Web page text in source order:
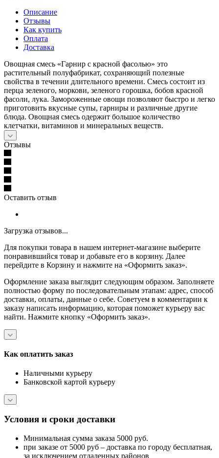
Описание
Отзывы
Как купить
Оплата
Доставка
Овощная смесь «Гарнир с красной фасолью» это
растительный полуфабрикат, сохраняющий полезные
свойства в течении длительного времени. Смесь состоит из
перца зеленого, моркови, зеленого горошка, бобов красной
фасоли, лука. Замороженные овощи позволяют быстро и легко
приготовить вкусные супы, гарниры и различные другие
блюда. Овощная смесь одержит большое количество
клетчатки, витаминов и минеральных веществ.
Отзывы
Оставить отзыв
Загрузка отзывов...
Для покупки товара в нашем интернет-магазине выберите
понравившийся товар и добавьте его в корзину. Далее
перейдите в Корзину и нажмите на «Оформить заказ».
Оформление заказа выглядит следующим образом. Заполняете
полностью форму по последовательным этапам: адрес, способ
доставки, оплаты, данные о себе. Советуем в комментарии к
заказу написать информацию, которая поможет курьеру вас
найти. Нажмите кнопку «Оформить заказ».
Как оплатить заказ
Наличными курьеру
Банковской картой курьеру
Условия и сроки доставки
Минимальная сумма заказа 5000 руб.
при заказе от 5000 руб – доставка по городу бесплатная,
за исключением отдаленных районов